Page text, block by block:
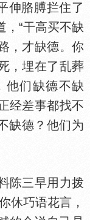
胳膊拦住了
，“干高买不缺
，才缺德。你
，埋在了乱葬
他们缺德不缺
经差事都找不
缺德？他们为
三早用力拨
休巧语花言，